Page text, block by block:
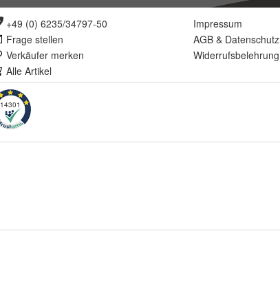
+49 (0) 6235/34797-50
Frage stellen
Verkäufer merken
Alle Artikel
Impressum
AGB & Datenschutz
Widerrufsbelehrung
14301